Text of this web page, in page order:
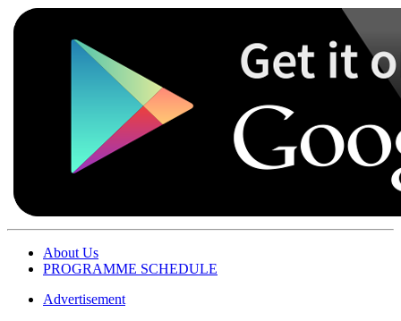
About Us
PROGRAMME SCHEDULE
Advertisement